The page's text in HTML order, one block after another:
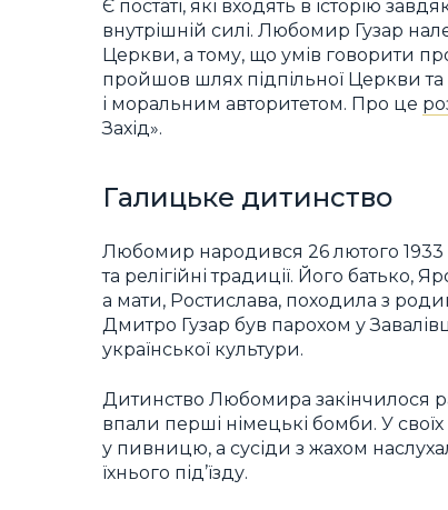
Є постаті, які входять в історію
внутрішній силі. Любомир Гузар
Церкви, а тому, що умів говорити
пройшов шлях підпільної Церкви
і моральним авторитетом. Про це
Захід».
Галицьке дитинство
Любомир народився 26 лютого 1933
та релігійні традиції. Його батько,
а мати, Ростислава, походила з
Дмитро Гузар був парохом у
української культури.
Дитинство Любомира закінчилося
впали перші німецькі бомби. У
у пивницю, а сусіди з жахом
їхнього під’їзду.